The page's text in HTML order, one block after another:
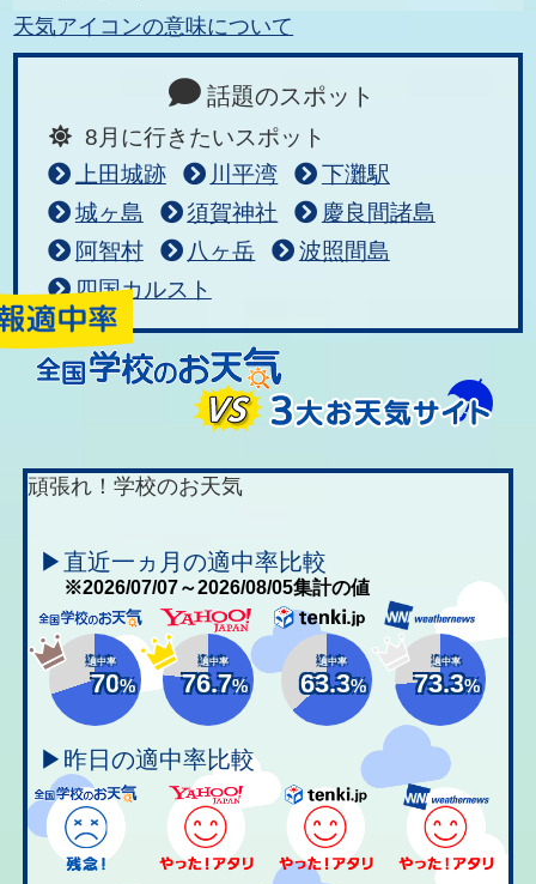
天気アイコンの意味について
話題のスポット
8月に行きたいスポット
上田城跡
川平湾
下灘駅
城ヶ島
須賀神社
慶良間諸島
阿智村
八ヶ岳
波照間島
四国カルスト
頑張れ！学校のお天気
▶直近一ヵ月の適中率比較
※2026/07/07～2026/08/05集計の値
適中率
70%
適中率
76.7%
適中率
63.3%
適中率
73.3%
▶昨日の適中率比較